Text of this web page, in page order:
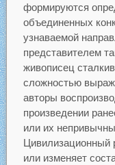
формируются
объединенных
узнаваемой
представителем
живописец
сложностью
авторы
произведении
или их
Цивилизационный
или изменяет